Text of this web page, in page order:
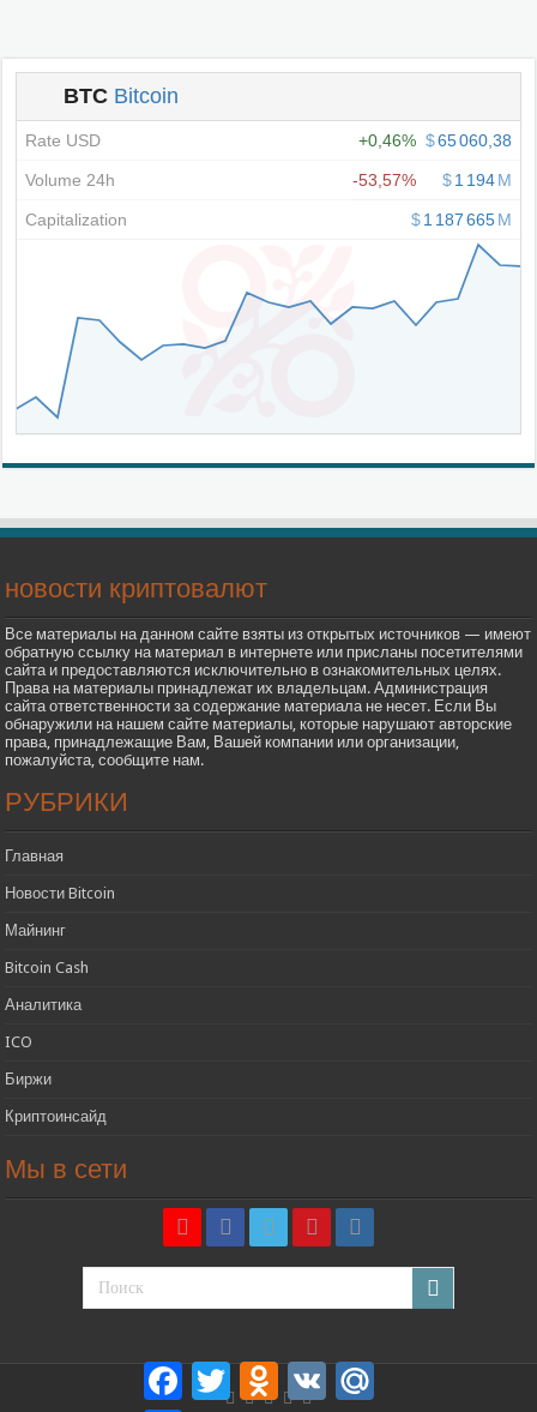
новости криптовалют
Все материалы на данном сайте взяты из открытых источников — имеют
обратную ссылку на материал в интернете или присланы посетителями
сайта и предоставляются исключительно в ознакомительных целях.
Права на материалы принадлежат их владельцам. Администрация
сайта ответственности за содержание материала не несет. Если Вы
обнаружили на нашем сайте материалы, которые нарушают авторские
права, принадлежащие Вам, Вашей компании или организации,
пожалуйста, сообщите нам.
РУБРИКИ
Главная
Новости Bitcoin
Майнинг
Bitcoin Cash
Аналитика
ICO
Биржи
Криптоинсайд
Мы в сети
FacebookTwitter Odnoklassniki
VK